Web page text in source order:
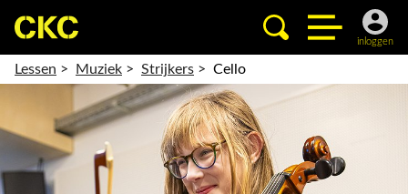
inloggen
Lessen > Muziek > Strijkers > Cello